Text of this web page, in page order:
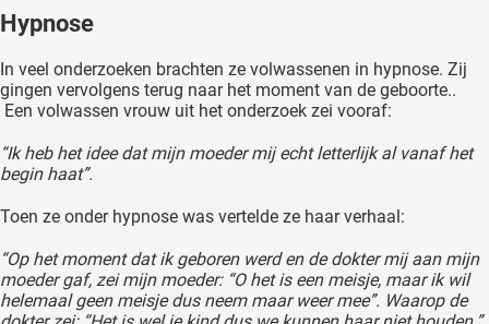
Hypnose
In veel onderzoeken brachten ze volwassenen in hypnose. Zij
gingen vervolgens terug naar het moment van de geboorte..
Een volwassen vrouw uit het onderzoek zei vooraf:
“Ik heb het idee dat mijn moeder mij echt letterlijk al vanaf het
begin haat”.
Toen ze onder hypnose was vertelde ze haar verhaal:
“Op het moment dat ik geboren werd en de dokter mij aan mijn
moeder gaf, zei mijn moeder: “O het is een meisje, maar ik wil
helemaal geen meisje dus neem maar weer mee”. Waarop de